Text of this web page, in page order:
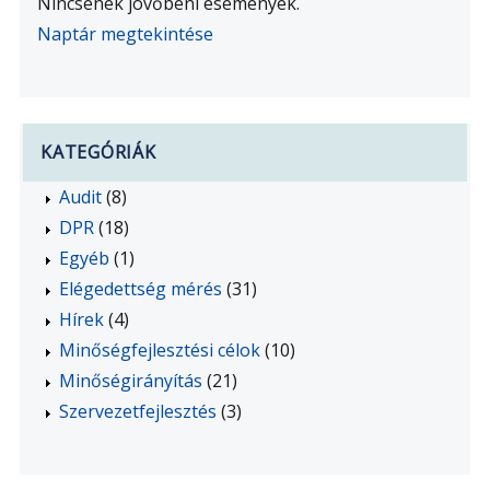
Naptár megtekintése
KATEGÓRIÁK
Audit(8)
DPR(18)
Egyéb (1)
Elégedettség mérés (31)
Hírek(4)
Minőségfejlesztési célok(10)
Minőségirányítás (21)
Szervezetfejlesztés (3)